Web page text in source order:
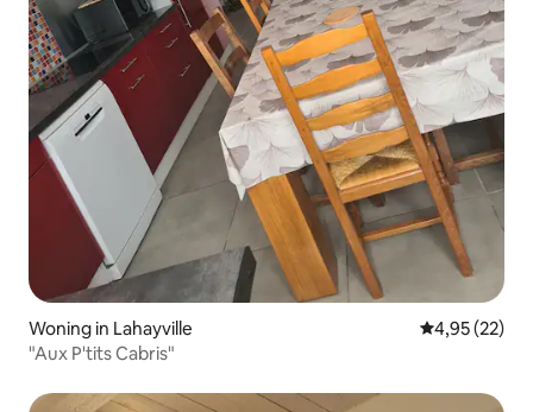
Woning in Lahayville Gemiddelde
4,95 (22)
"Aux P'tits Cabris"